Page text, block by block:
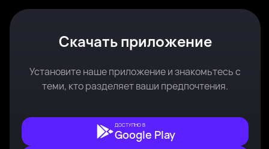
Скачать приложение
Установите наше приложение и знакомьтесь с
теми, кто разделяет ваши предпочтения.
ДОСТУПНО В
Google Play